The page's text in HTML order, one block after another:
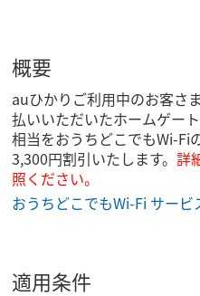
概要
auひかりご利用中のお客さ
払いいただいたホームゲー
相当をおうちどこでもWi-Fi
3,300円割引いたします。詳
照ください。
おうちどこでもWi-Fi サービ
適用条件